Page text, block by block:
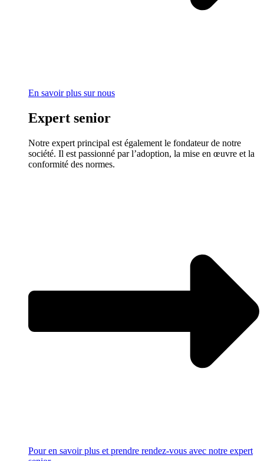
En savoir plus sur nous
Expert senior
Notre expert principal est également le fondateur de notre
société. Il est passionné par l’adoption, la mise en œuvre et la
conformité des normes.
Pour en savoir plus et prendre rendez-vous avec notre expert